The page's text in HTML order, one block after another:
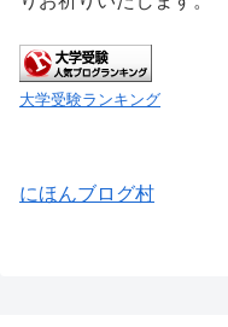
大学受験ランキング
にほんブログ村